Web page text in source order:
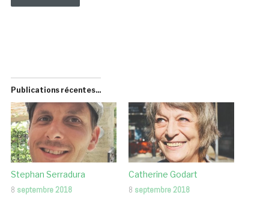
Publications récentes...
Stephan Serradura
8 septembre 2018
Catherine Godart
8 septembre 2018